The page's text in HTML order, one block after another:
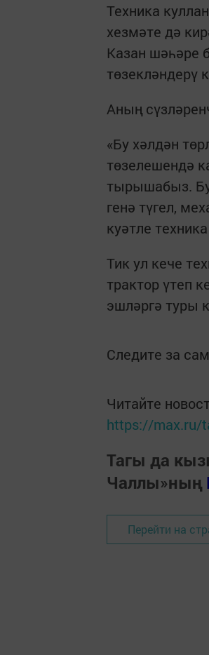
Техника
хезмәте дә
Казан шәһәре
төзекләндерү
Аның
«Бу хәлдән
төзелешендә
тырышабыз.
генә түгел,
куәтле
Тик ул кече
трактор үтеп
эшләргә туры
Следите за
Читайте
https://max.ru/
Тагы да
Чаллы»ның
Перейти на